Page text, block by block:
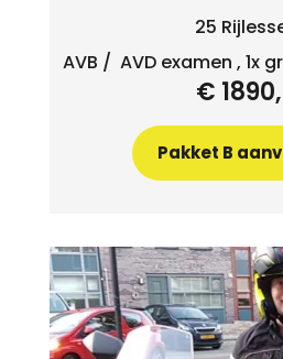
25
AVB / AVD examen , 1x
€
Pakket B